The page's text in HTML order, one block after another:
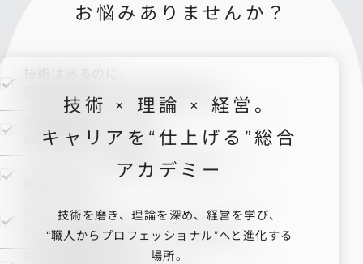
お悩みありませんか？
技術はあるのに、
理論を説明できず指名が伸びない
再現性が身につかない
メニュー化・価格設計・集客など、
独立したいが、
何から準備すればいいかわからない
技術 × 理論 × 経営。
キャリアを“仕上げる”総合
アカデミー
技術を磨き、理論を深め、経営を学び、
“職人からプロフェッショナル”へと進化する
場所。